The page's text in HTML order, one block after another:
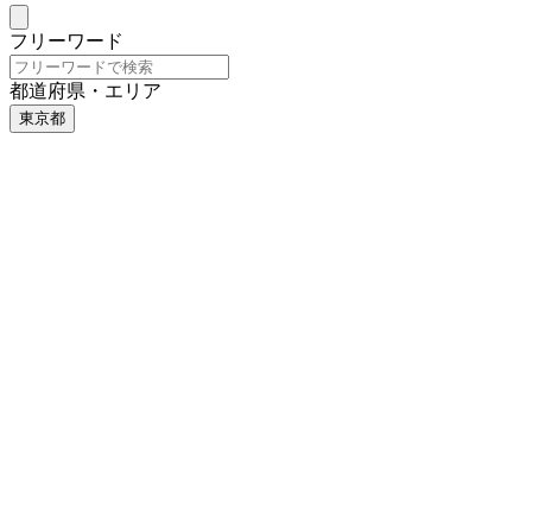
フリーワード
都道府県・エリア
東京都